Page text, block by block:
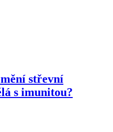
střevní
s imunitou?